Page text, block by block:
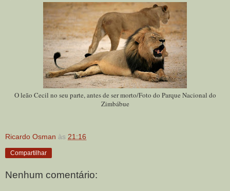
O leão Cecil no seu parte, antes de ser morto/Foto do Parque Nacional do
Zimbábue
Ricardo Osman às 21:16
Compartilhar
Nenhum comentário: